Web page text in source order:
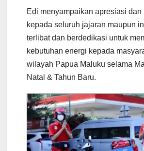
Edi menyampaikan apresiasi dan
kepada seluruh jajaran maupun
terlibat dan berdedikasi untuk
kebutuhan energi kepada
wilayah Papua Maluku selama
Natal & Tahun Baru.